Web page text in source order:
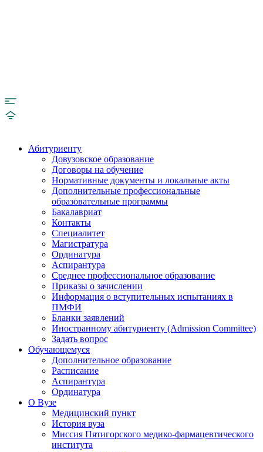
Абитуриенту
Довузовское образование
Договоры на обучение
Нормативные документы и локальные акты
Дополнительные профессиональные
образовательные программы
Бакалавриат
Контакты
Специалитет
Магистратура
Ординатура
Аспирантура
Среднее профессиональное образование
Приказы о зачислении
Информация о вступительных испытаниях в
ПМФИ
Бланки заявлений
Иностранному абитуриенту (Admission Committee)
Задать вопрос
Обучающемуся
Дополнительное образование
Расписание
Аспирантура
Ординатура
О Вузе
Медицинский пункт
История вуза
Миссия Пятигорского медико-фармацевтического
института